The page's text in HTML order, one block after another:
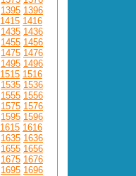
1395 1396
1415 1416
1435 1436
1455 1456
1475 1476
1495 1496
1515 1516
1535 1536
1555 1556
1575 1576
1595 1596
1615 1616
1635 1636
1655 1656
1675 1676
1695 1696